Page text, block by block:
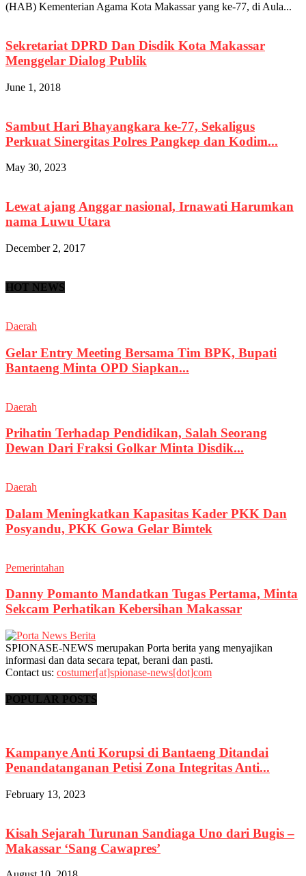
(HAB) Kementerian Agama Kota Makassar yang ke-77, di Aula...
Sekretariat DPRD Dan Disdik Kota Makassar
Menggelar Dialog Publik
June 1, 2018
Sambut Hari Bhayangkara ke-77, Sekaligus
Perkuat Sinergitas Polres Pangkep dan Kodim...
May 30, 2023
Lewat ajang Anggar nasional, Irnawati Harumkan
nama Luwu Utara
December 2, 2017
HOT NEWS
Daerah
Gelar Entry Meeting Bersama Tim BPK, Bupati
Bantaeng Minta OPD Siapkan...
Daerah
Prihatin Terhadap Pendidikan, Salah Seorang
Dewan Dari Fraksi Golkar Minta Disdik...
Daerah
Dalam Meningkatkan Kapasitas Kader PKK Dan
Posyandu, PKK Gowa Gelar Bimtek
Pemerintahan
Danny Pomanto Mandatkan Tugas Pertama, Minta
Sekcam Perhatikan Kebersihan Makassar
SPIONASE-NEWS merupakan Porta berita yang menyajikan
informasi dan data secara tepat, berani dan pasti.
Contact us: costumer[at]spionase-news[dot]com
POPULAR POSTS
Kampanye Anti Korupsi di Bantaeng Ditandai
Penandatanganan Petisi Zona Integritas Anti...
February 13, 2023
Kisah Sejarah Turunan Sandiaga Uno dari Bugis –
Makassar ‘Sang Cawapres’